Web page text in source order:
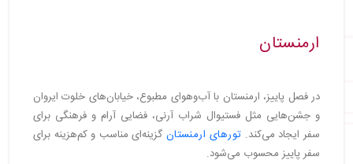
ارمنستان
در فصل پاییز، ارمنستان با آب‌وهوای مطبوع، خیابان‌های خلوت ایروان
و جشن‌هایی مثل فستیوال شراب آرنی، فضایی آرام و فرهنگی برای
سفر ایجاد می‌کند. تورهای ارمنستان گزینه‌ای مناسب و کم‌هزینه برای
سفر پاییز محسوب می‌شود.